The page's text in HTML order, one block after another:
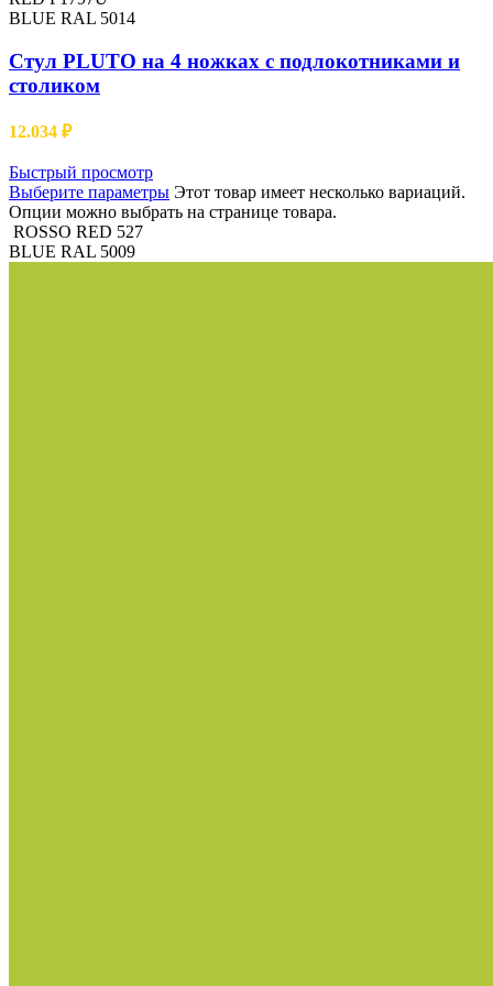
BLUE RAL 5014
Cтул PLUTO на 4 ножках с подлокотниками и
столиком
12.034 ₽
Быстрый просмотр
Выберите параметры Этот товар имеет несколько вариаций.
Опции можно выбрать на странице товара.
ROSSO RED 527
BLUE RAL 5009